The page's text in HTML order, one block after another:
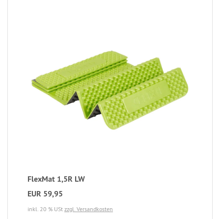
FlexMat 1,5R LW
EUR 59,95
inkl. 20 % USt zzgl. Versandkosten